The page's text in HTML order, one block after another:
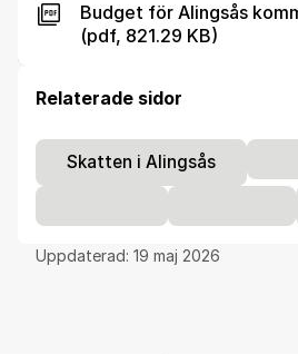
Budget för Alingsås
(pdf, 821.29 KB)
Relaterade sidor
Skatten i Alingsås
Uppdaterad: 19 maj 2026